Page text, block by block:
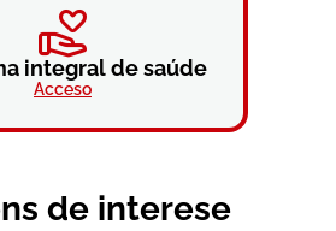
integral de saúde
Acceso
de interese